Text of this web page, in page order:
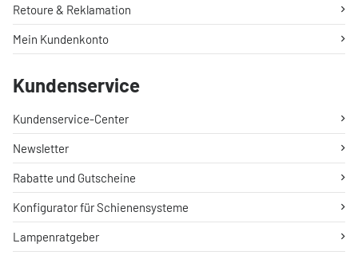
Retoure & Reklamation
Mein Kundenkonto
Kundenservice
Kundenservice-Center
Newsletter
Rabatte und Gutscheine
Konfigurator für Schienensysteme
Lampenratgeber